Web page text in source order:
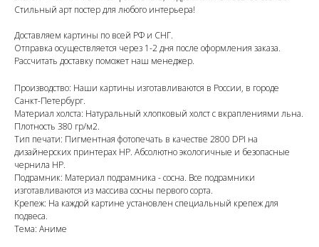
Стильный арт постер для любого интерьера!
Доставляем картины по всей РФ и СНГ.
Отправка осуществляется через 1-2 дня после оформления заказа.
Рассчитать доставку поможет наш менеджер.
Производство: Наши картины изготавливаются в России, в городе
Санкт-Петербург.
Материал холста: Натуральный хлопковый холст с вкраплениями льна.
Плотность 380 гр/м2.
Тип печати: Пигментная фотопечать в качестве 2800 DPI на
дизайнерских принтерах HP. Абсолютно экологичные и безопасные
чернила HP.
Подрамник: Материал подрамника - сосна. Все подрамники
изготавливаются из массива сосны первого сорта.
Крепеж: На каждой картине установлен специальный крепеж для
подвеса.
Тема: Аниме